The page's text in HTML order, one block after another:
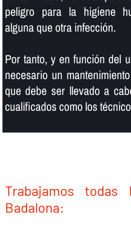
peligro para la higiene
alguna que otra infección.
Por tanto, y en función del
necesario un
que debe ser llevado a
cualificados como los
Trabajamos
Badalona: